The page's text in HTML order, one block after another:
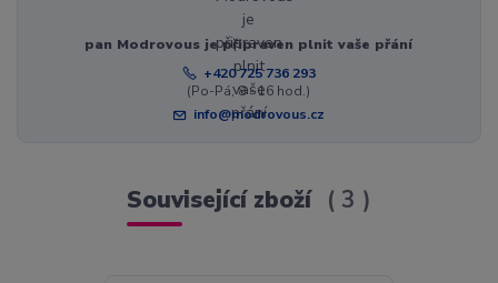
pan Modrovous je připraven plnit vaše přání
+420 725 736 293
(Po-Pá, 8 - 16 hod.)
info@modrovous.cz
Související zboží 3